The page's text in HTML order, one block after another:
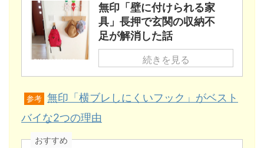
無印「壁に付けられる家
具」長押で玄関の収納不
足が解消した話
続きを見る
参考 無印「横ブレしにくいフック」がベスト
バイな2つの理由
おすすめ